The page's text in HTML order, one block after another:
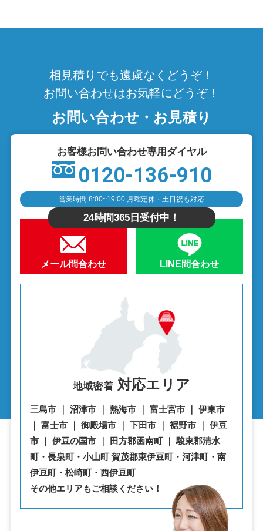
相見積りでも遠慮なくどうぞ！
お問い合わせはお気軽にどうぞ！
お問い合わせ・お見積り
お客様お問い合わせ専用ダイヤル
0120-136-910
営業時間 8:00~19:00 月曜定休・土日祝も対応
24時間365日受付中！
メール問合わせ LINE問合わせ
地域密着対応エリア
三島市 ｜ 沼津市 ｜ 熱海市 ｜ 富士宮市 ｜ 伊東市
｜ 富士市 ｜ 御殿場市 ｜ 下田市 ｜ 裾野市 ｜ 伊豆
市 ｜ 伊豆の国市 ｜ 田方郡函南町 ｜ 駿東郡清水
町・⾧泉町・小山町 賀茂郡東伊豆町・河津町・南
伊豆町・松崎町・西伊豆町
その他エリアもご相談ください！